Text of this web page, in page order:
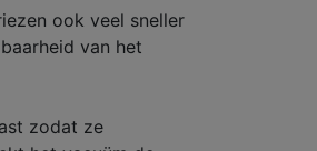
ook veel sneller
van het
zodat ze